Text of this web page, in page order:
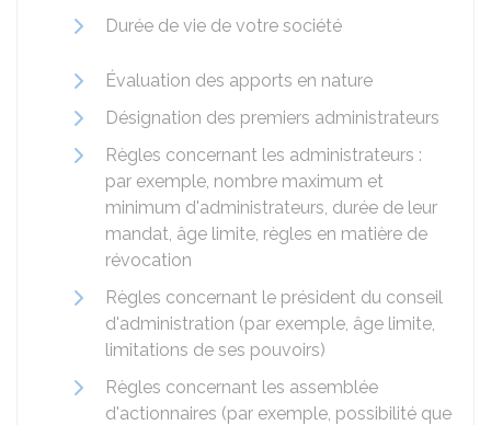
Durée de vie de votre société
Évaluation des apports en nature
Désignation des premiers administrateurs
Règles concernant les administrateurs :
par exemple, nombre maximum et
minimum d'administrateurs, durée de leur
mandat, âge limite, règles en matière de
révocation
Règles concernant le président du conseil
d'administration (par exemple, âge limite,
limitations de ses pouvoirs)
Règles concernant les assemblée
d'actionnaires (par exemple, possibilité que